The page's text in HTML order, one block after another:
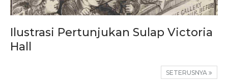
Ilustrasi Pertunjukan Sulap Victoria
Hall
SETERUSNYA